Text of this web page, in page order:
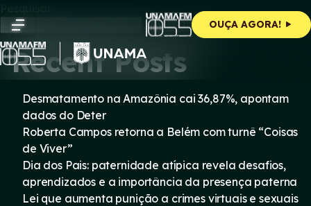
content
OUÇA AGORA!
Pesquisar
Pesquisar
Recent Posts
Desmatamento na Amazônia cai 36,87%, apontam
dados do Deter
Roberta Campos retorna a Belém com turnê “Coisas
de Viver”
Dia dos Pais: paternidade atípica revela desafios,
aprendizados e a importância da presença paterna
Lei que aumenta punição a crimes virtuais e sexuais